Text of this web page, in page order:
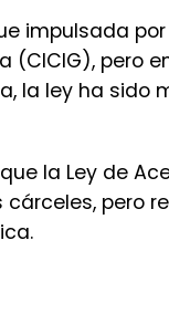
la Ley de
pero
Penal y el
culposo, se